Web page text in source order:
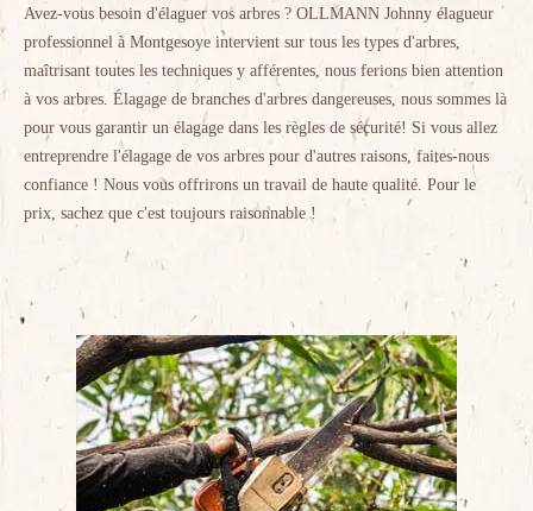
Avez-vous besoin d'élaguer vos arbres ? OLLMANN Johnny élagueur
professionnel à Montgesoye intervient sur tous les types d'arbres,
maîtrisant toutes les techniques y afférentes, nous ferions bien attention
à vos arbres. Élagage de branches d'arbres dangereuses, nous sommes là
pour vous garantir un élagage dans les règles de sécurité! Si vous allez
entreprendre l'élagage de vos arbres pour d'autres raisons, faites-nous
confiance ! Nous vous offrirons un travail de haute qualité. Pour le
prix, sachez que c'est toujours raisonnable !